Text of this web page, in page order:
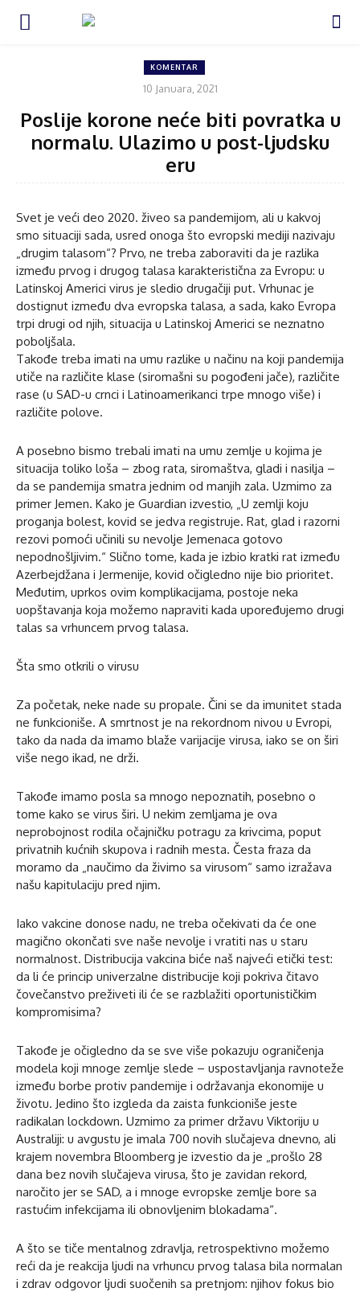
KOMENTAR
10 Januara, 2021
Poslije korone neće biti povratka u
normalu. Ulazimo u post-ljudsku
eru
Svet je veći deo 2020. živeo sa pandemijom, ali u kakvoj
smo situaciji sada, usred onoga što evropski mediji nazivaju
„drugim talasom“? Prvo, ne treba zaboraviti da je razlika
između prvog i drugog talasa karakteristična za Evropu: u
Latinskoj Americi virus je sledio drugačiji put. Vrhunac je
dostignut između dva evropska talasa, a sada, kako Evropa
trpi drugi od njih, situacija u Latinskoj Americi se neznatno
poboljšala.
Takođe treba imati na umu razlike u načinu na koji pandemija
utiče na različite klase (siromašni su pogođeni jače), različite
rase (u SAD-u crnci i Latinoamerikanci trpe mnogo više) i
različite polove.
A posebno bismo trebali imati na umu zemlje u kojima je
situacija toliko loša – zbog rata, siromaštva, gladi i nasilja –
da se pandemija smatra jednim od manjih zala. Uzmimo za
primer Jemen. Kako je Guardian izvestio, „U zemlji koju
proganja bolest, kovid se jedva registruje. Rat, glad i razorni
rezovi pomoći učinili su nevolje Jemenaca gotovo
nepodnošljivim.“ Slično tome, kada je izbio kratki rat između
Azerbejdžana i Jermenije, kovid očigledno nije bio prioritet.
Međutim, uprkos ovim komplikacijama, postoje neka
uopštavanja koja možemo napraviti kada upoređujemo drugi
talas sa vrhuncem prvog talasa.
Šta smo otkrili o virusu
Za početak, neke nade su propale. Čini se da imunitet stada
ne funkcioniše. A smrtnost je na rekordnom nivou u Evropi,
tako da nada da imamo blaže varijacije virusa, iako se on širi
više nego ikad, ne drži.
Takođe imamo posla sa mnogo nepoznatih, posebno o
tome kako se virus širi. U nekim zemljama je ova
neprobojnost rodila očajničku potragu za krivcima, poput
privatnih kućnih skupova i radnih mesta. Česta fraza da
moramo da „naučimo da živimo sa virusom“ samo izražava
našu kapitulaciju pred njim.
Iako vakcine donose nadu, ne treba očekivati da će one
magično okončati sve naše nevolje i vratiti nas u staru
normalnost. Distribucija vakcina biće naš najveći etički test:
da li će princip univerzalne distribucije koji pokriva čitavo
čovečanstvo preživeti ili će se razblažiti oportunističkim
kompromisima?
Takođe je očigledno da se sve više pokazuju ograničenja
modela koji mnoge zemlje slede – uspostavljanja ravnoteže
između borbe protiv pandemije i održavanja ekonomije u
životu. Jedino što izgleda da zaista funkcioniše jeste
radikalan lockdown. Uzmimo za primer državu Viktoriju u
Australiji: u avgustu je imala 700 novih slučajeva dnevno, ali
krajem novembra Bloomberg je izvestio da je „prošlo 28
dana bez novih slučajeva virusa, što je zavidan rekord,
naročito jer se SAD, a i mnoge evropske zemlje bore sa
rastućim infekcijama ili obnovljenim blokadama“.
A što se tiče mentalnog zdravlja, retrospektivno možemo
reći da je reakcija ljudi na vrhuncu prvog talasa bila normalan
i zdrav odgovor ljudi suočenih sa pretnjom: njihov fokus bio